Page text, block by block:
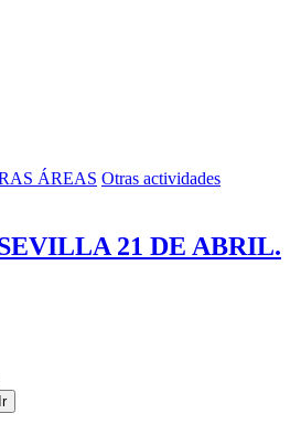
ÁREAS Otras actividades
21 DE ABRIL.